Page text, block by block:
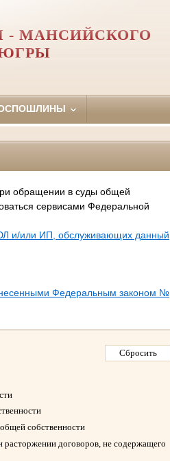
- МАНСИЙСКОГО
обращении в суды общей
сервисами Федеральной
и/или ИП, обслуживающих данный
Федеральным законом №
собственности
расторжении договоров, не содержащего